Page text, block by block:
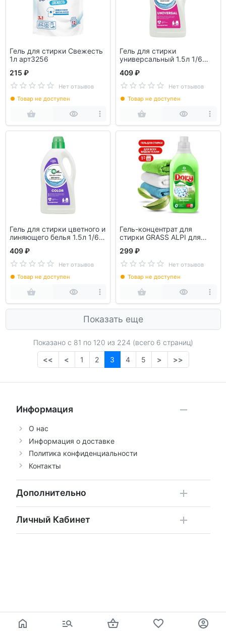
Гель для стирки Свежесть
1л арт3256
215 ₽
Нет отзывов
Товар не доступен
Гель для стирки
универсальный 1.5л 1/6
409 ₽
Нет отзывов
Товар не доступен
Гель для стирки цветного и
линяющего белья 1.5л 1/6
409 ₽
Нет отзывов
Товар не доступен
Гель-концентрат для
стирки GRASS ALPI для
Dory 1л 125866
299 ₽
Нет отзывов
Товар не доступен
Показать еще
Показано с 81 по 120 из 224 (всего 6 страниц)
<<
< 1 2 3 4 5 > >>
Информация
О нас
Информация о доставке
Политика конфиденциальности
Контакты
Дополнительно
Личный Кабинет